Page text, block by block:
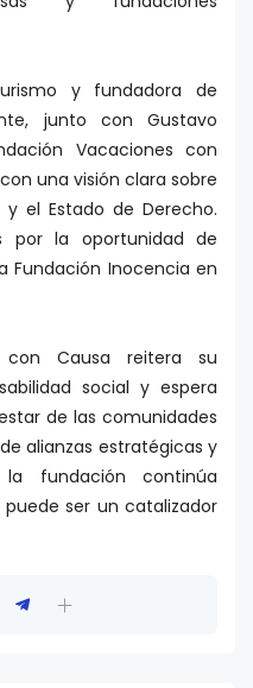
y fundadora de
junto con Gustavo
Vacaciones con
una visión clara sobre
el Estado de Derecho.
por la oportunidad de
Fundación Inocencia en
con Causa reitera su
social y espera
de las comunidades
alianzas estratégicas y
fundación continúa
ser un catalizador